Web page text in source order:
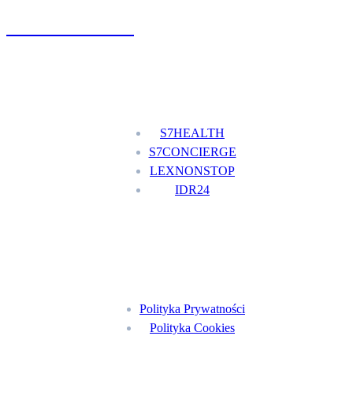
S7HEALTH
S7CONCIERGE
LEXNONSTOP
IDR24
Polityka Prywatności
Polityka Cookies